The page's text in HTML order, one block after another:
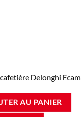
Delonghi
De'Longhi White
AU PANIER